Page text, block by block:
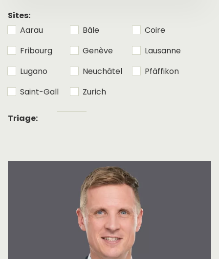
Sites:
Aarau
Bâle
Coire
Fribourg
Genève
Lausanne
Lugano
Neuchâtel
Pfäffikon
Saint-Gall
Zurich
Triage: